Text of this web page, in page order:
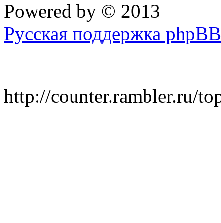
Powered by © 2013
Русская поддержка phpBB
http://counter.rambler.ru/